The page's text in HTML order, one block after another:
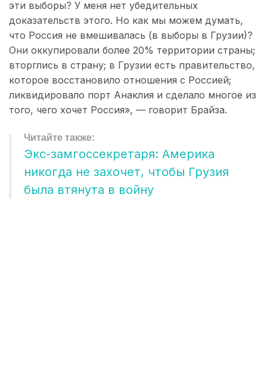
эти выборы? У меня нет убедительных
доказательств этого. Но как мы можем думать,
что Россия не вмешивалась (в выборы в Грузии)?
Они оккупировали более 20% территории страны;
вторглись в страну; в Грузии есть правительство,
которое восстановило отношения с Россией;
ликвидировало порт Анаклия и сделало многое из
того, чего хочет Россия», — говорит Брайза.
Экс-замгоссекретаря: Америка
никогда не захочет, чтобы Грузия
была втянута в войну